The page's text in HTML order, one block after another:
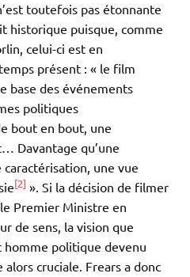
toutefois pas étonnante
historique puisque, comme
celui-ci est en
présent : « le film
base des événements
politiques
bout en bout, une
Davantage qu’une
une vue
[2] ». Si la décision de filmer
Premier Ministre en
de sens, la vision que
homme politique devenu
cruciale. Frears a donc